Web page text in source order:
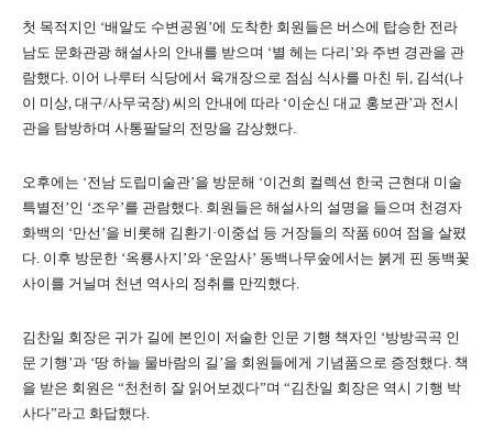
첫 목적지인 ‘배알도 수변공원’에 도착한 회원들은 버스에 탑승한 전라
남도 문화관광 해설사의 안내를 받으며 ‘별 헤는 다리’와 주변 경관을 관
람했다 이어 나루터 식당에서 육개장으로 점심 식사를 마친 뒤, 김석(나
이 미상, 대구/사무국장) 씨의 안내에 따라 ‘이순신 대교 홍보관’과 전시
관을 탐방하며 사통팔달의 전망을 감상했다
오후에는 ‘전남 도립미술관’을 방문해 ‘이건희 컬렉션 한국 근현대 미술
특별전’인 ‘조우’를 관람했다 회원들은 해설사의 설명을 들으며 천경자
화백의 ‘만선’을 비롯해 김환기·이중섭 등 거장들의 작품 60여 점을 살폈
다 이후 방문한 ‘옥룡사지’와 ‘운암사’ 동백나무숲에서는 붉게 핀 동백꽃
사이를 거닐며 천년 역사의 정취를 만끽했다
김찬일 회장은 귀가 길에 본인이 저술한 인문 기행 책자인 ‘방방곡곡 인
문 기행’과 ‘땅 하늘 물바람의 길’을 회원들에게 기념품으로 증정했다 책
을 받은 회원은 “천천히 잘 읽어보겠다”며 “김찬일 회장은 역시 기행 박
사다”라고 화답했다